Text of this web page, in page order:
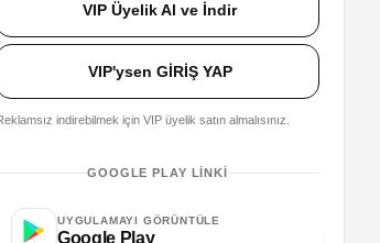
VIP Üyelik Al ve İndir
VIP'ysen GİRİŞ YAP
indirebilmek için VIP üyelik satın almalısınız.
GOOGLE PLAY LINKI
UYGULAMAYI GÖRÜNTÜLE
Google Play